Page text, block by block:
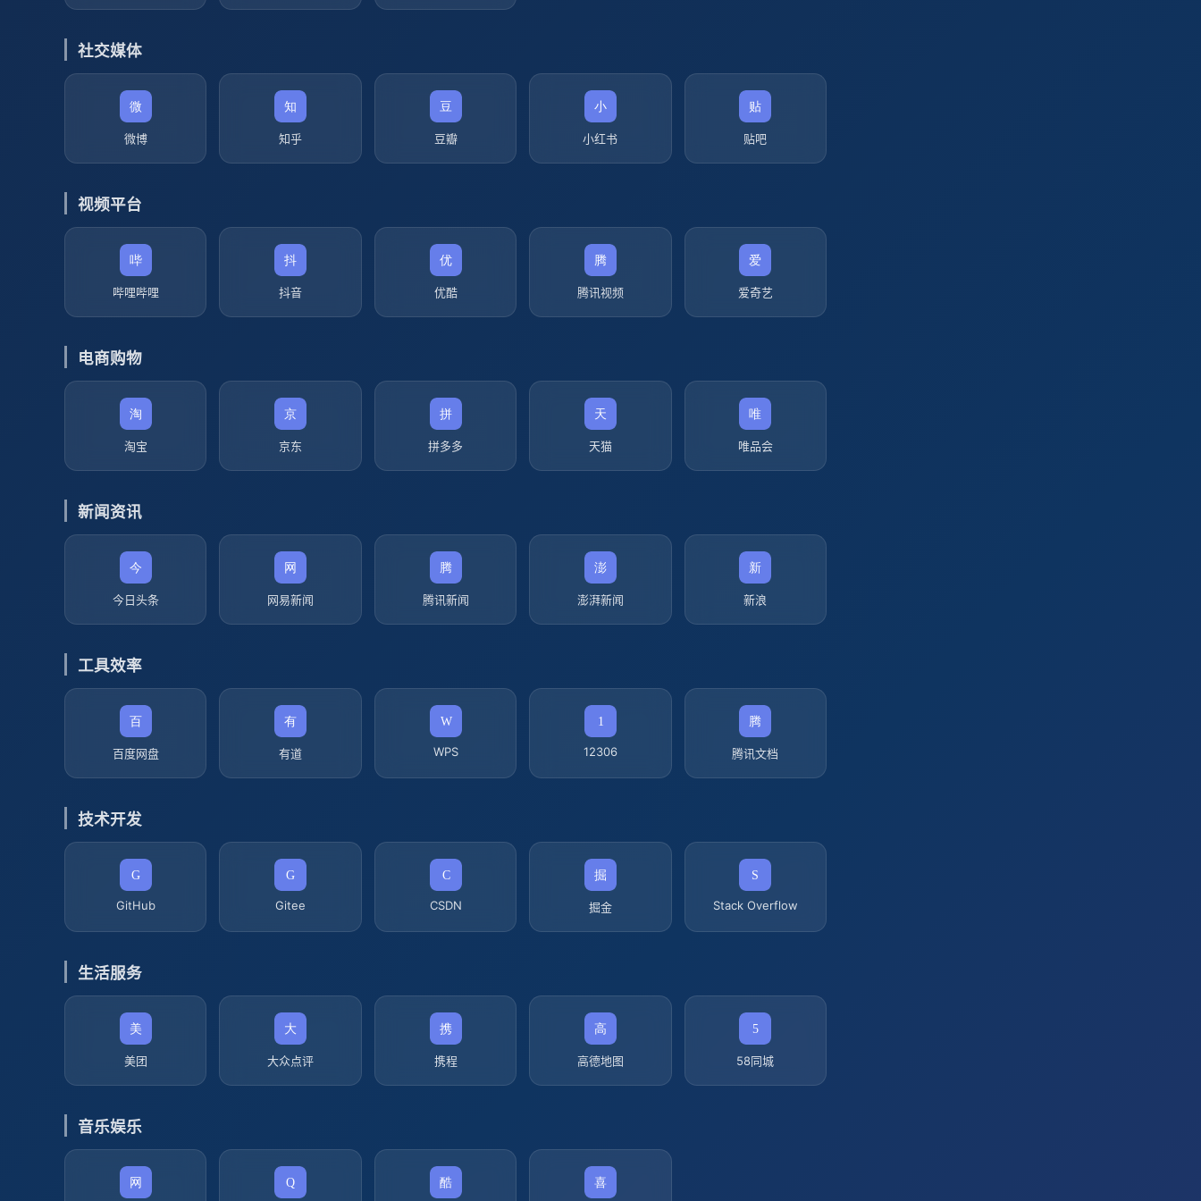
社交媒体
微博 知乎 豆瓣 小红书 贴吧
视频平台
哔哩哔哩 抖音 优酷 腾讯视频 爱奇艺
电商购物
淘宝 京东 拼多多 天猫 唯品会
新闻资讯
今日头条 网易新闻 腾讯新闻 澎湃新闻 新浪
工具效率
百度网盘 有道 WPS 12306 腾讯文档
技术开发
GitHub Gitee CSDN 掘金 Stack Overflow
生活服务
美团 大众点评 携程 高德地图 58同城
音乐娱乐